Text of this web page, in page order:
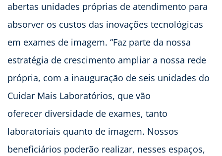
abertas unidades próprias de atendimento para
absorver os custos das inovações tecnológicas
em exames de imagem. “Faz parte da nossa
estratégia de crescimento ampliar a nossa rede
própria, com a inauguração de seis unidades do
Cuidar Mais Laboratórios, que vão
oferecer diversidade de exames, tanto
laboratoriais quanto de imagem. Nossos
beneficiários poderão realizar, nesses espaços,